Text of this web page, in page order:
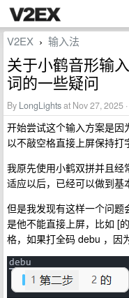
V2EX › 输入法
关于小鹤音形输
词的一些疑问
By LongLightsat Nov 27, 2025
开始尝试这个输入方案是
以不敲空格直接上屏保持打
我原先使用小鹤双拼并且经
适应以后，已经可以做到基
但是我发现有这样一个问题
是他不能直接上屏，比如 [
格，如果打全码 debu ，因